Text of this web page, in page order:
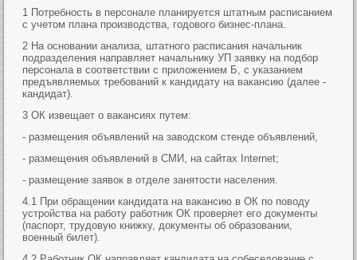
1 Потребность в персонале планируется штатным расписанием
с учетом плана производства, годового бизнес-плана.
2 На основании анализа, штатного расписания начальник
подразделения направляет начальнику УП заявку на подбор
персонала в соответствии с приложением Б, с указанием
предъявляемых требований к кандидату на вакансию (далее -
кандидат).
3 ОК извещает о вакансиях путем:
- размещения объявлений на заводском стенде объявлений,
- размещения объявлений в СМИ, на сайтах Internet;
- размещение заявок в отделе занятости населения.
4.1 При обращении кандидата на вакансию в ОК по поводу
устройства на работу работник ОК проверяет его документы
(паспорт, трудовую книжку, документы об образовании,
военный билет).